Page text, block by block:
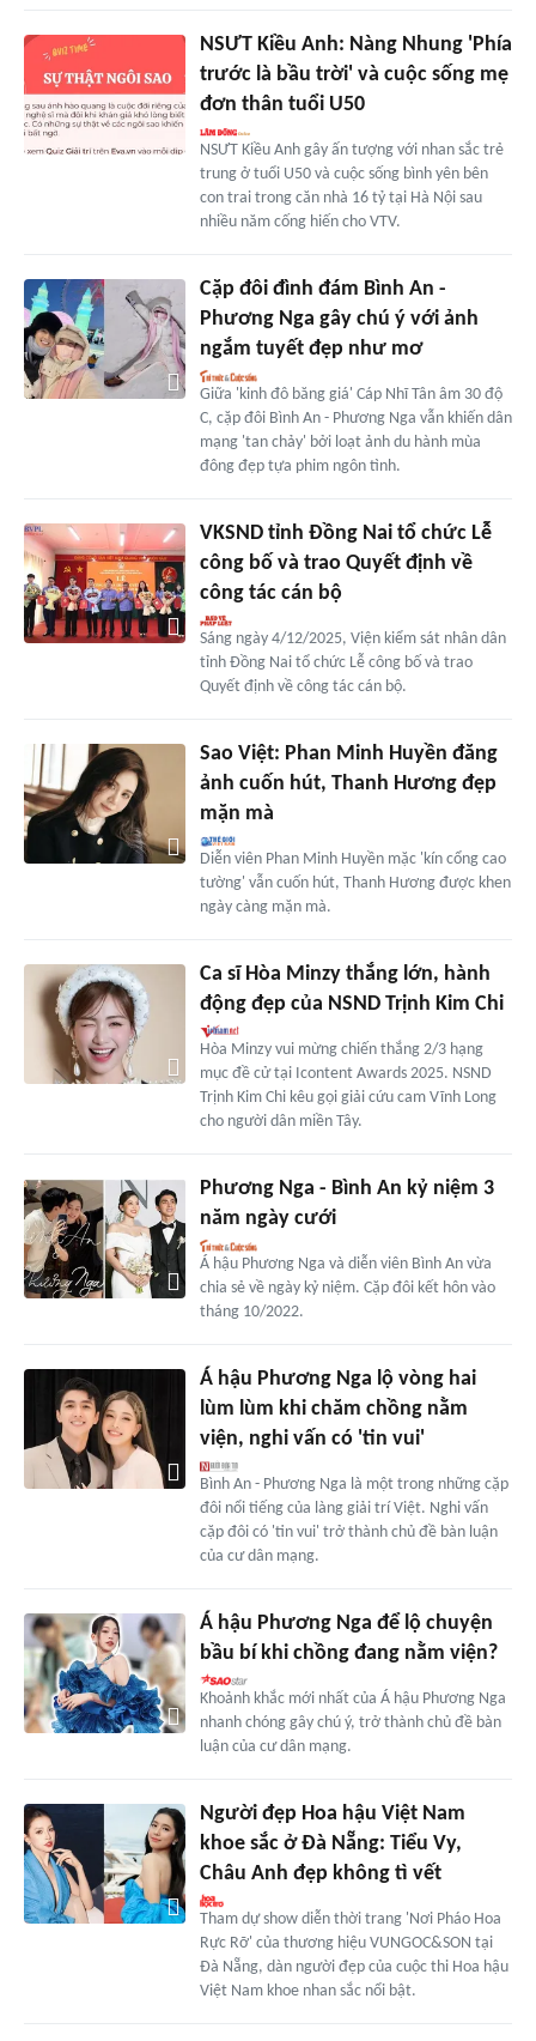
NSƯT Kiều Anh: Nàng Nhung 'Phía
trước là bầu trời' và cuộc sống mẹ
đơn thân tuổi U50
NSƯT Kiều Anh gây ấn tượng với nhan sắc trẻ
trung ở tuổi U50 và cuộc sống bình yên bên
con trai trong căn nhà 16 tỷ tại Hà Nội sau
nhiều năm cống hiến cho VTV.
Cặp đôi đình đám Bình An -
Phương Nga gây chú ý với ảnh
ngắm tuyết đẹp như mơ
Giữa 'kinh đô băng giá' Cáp Nhĩ Tân âm 30 độ
C, cặp đôi Bình An - Phương Nga vẫn khiến dân
mạng 'tan chảy' bởi loạt ảnh du hành mùa
đông đẹp tựa phim ngôn tình.
VKSND tỉnh Đồng Nai tổ chức Lễ
công bố và trao Quyết định về
công tác cán bộ
Sáng ngày 4/12/2025, Viện kiểm sát nhân dân
tỉnh Đồng Nai tổ chức Lễ công bố và trao
Quyết định về công tác cán bộ.
Sao Việt: Phan Minh Huyền đăng
ảnh cuốn hút, Thanh Hương đẹp
mặn mà
Diễn viên Phan Minh Huyền mặc 'kín cổng cao
tường' vẫn cuốn hút, Thanh Hương được khen
ngày càng mặn mà.
Ca sĩ Hòa Minzy thắng lớn, hành
động đẹp của NSND Trịnh Kim Chi
Hòa Minzy vui mừng chiến thắng 2/3 hạng
mục đề cử tại Icontent Awards 2025. NSND
Trịnh Kim Chi kêu gọi giải cứu cam Vĩnh Long
cho người dân miền Tây.
Phương Nga - Bình An kỷ niệm 3
năm ngày cưới
Á hậu Phương Nga và diễn viên Bình An vừa
chia sẻ về ngày kỷ niệm. Cặp đôi kết hôn vào
tháng 10/2022.
Á hậu Phương Nga lộ vòng hai
lùm lùm khi chăm chồng nằm
viện, nghi vấn có 'tin vui'
Bình An - Phương Nga là một trong những cặp
đôi nổi tiếng của làng giải trí Việt. Nghi vấn
cặp đôi có 'tin vui' trở thành chủ đề bàn luận
của cư dân mạng.
Á hậu Phương Nga để lộ chuyện
bầu bí khi chồng đang nằm viện?
Khoảnh khắc mới nhất của Á hậu Phương Nga
nhanh chóng gây chú ý, trở thành chủ đề bàn
luận của cư dân mạng.
Người đẹp Hoa hậu Việt Nam
khoe sắc ở Đà Nẵng: Tiểu Vy,
Châu Anh đẹp không tì vết
Tham dự show diễn thời trang 'Nơi Pháo Hoa
Rực Rỡ' của thương hiệu VUNGOC&SON tại
Đà Nẵng, dàn người đẹp của cuộc thi Hoa hậu
Việt Nam khoe nhan sắc nổi bật.